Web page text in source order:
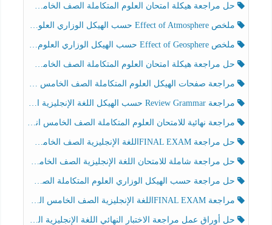
حل مراجعة هيكلة امتحان العلوم المتكاملة الصف الخامس انسبير الفصل الثالث
ملخص Effect of Atmosphere حسب الهيكل الوزاري العلوم المتكاملة الصف الخامس انسبير الفصل الثالث
ملخص Effect of Geosphere حسب الهيكل الوزاري العلوم المتكاملة الصف الخامس انسبير الفصل الثالث
حل مراجعة هيكلة امتحان العلوم المتكاملة الصف الخامس عام الفصل الثالث
مراجعة صفحات الهيكل العلوم المتكاملة الصف الخامس انسبير الفصل الثالث
مراجعة Review Grammar حسب الهيكل اللغة الإنجليزية الصف الخامس الفصل الثالث
مراجعة نهائية للامتحان العلوم المتكاملة الصف الخامس انسبير الفصل الثالث
حل مراجعة FINAL EXAMاللغة الإنجليزية الصف الخامس الفصل الثالث
حل مراجعة شاملة للامتحان اللغة الإنجليزية الصف الخامس الفصل الثالث
حل مراجعة حسب الهيكل الوزاري العلوم المتكاملة الصف الخامس عام الفصل الثالث
مراجعة FINAL EXAMاللغة الإنجليزية الصف الخامس الفصل الثالث
حل أوراق عمل مراجعة الاختبار النهائي اللغة الإنجليزية الصف الرابع الفصل الثالث